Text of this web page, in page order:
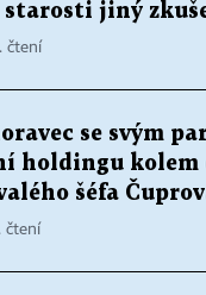
starosti jiný
čtení
se svým
holdingu kolem
šéfa
čtení